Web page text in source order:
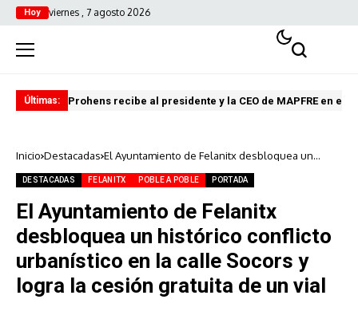
Hoy viernes , 7 agosto 2026
Últimas: Prohens recibe al presidente y la CEO de MAPFRE en el
Inicio Destacadas El Ayuntamiento de Felanitx desbloquea un
logra la cesión gratuita de un vial
DESTACADAS FELANITX POBLE A POBLE PORTADA
El Ayuntamiento de Felanitx
desbloquea un histórico conflicto
urbanístico en la calle Socors y
logra la cesión gratuita de un vial